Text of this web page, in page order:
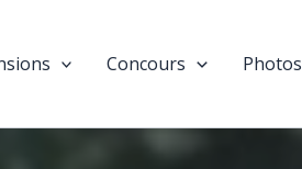
Concours Photos